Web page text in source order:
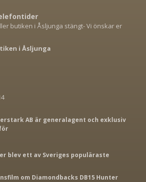
butiken i Åsljunga stängt- Vi önskar er
i Åsljunga
AB är generalagent och exklusiv
blev ett av Sveriges populäraste
om Diamondbacks DB15 Hunter